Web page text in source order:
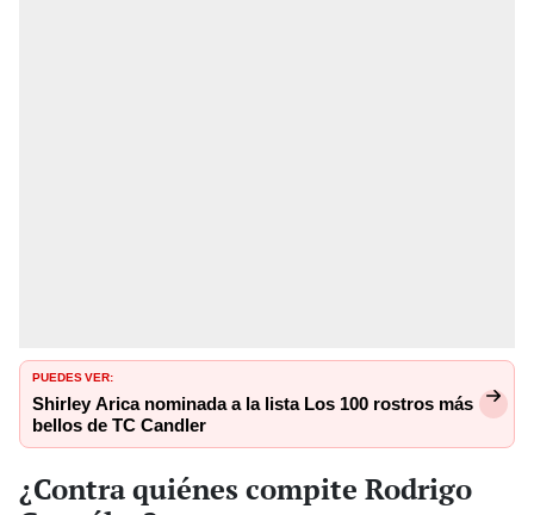
PUEDES VER:
Shirley Arica nominada a la lista Los 100 rostros más
bellos de TC Candler
¿Contra quiénes compite Rodrigo